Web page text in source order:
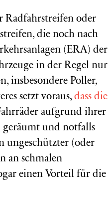
Radfahrstreifen oder
die noch nach
(ERA) der
in der Regel nur
insbesondere Poller,
setzt voraus,dass die
aufgrund ihrer
geräumt und notfalls
ungeschützter (oder
an schmalen
einen Vorteil für die